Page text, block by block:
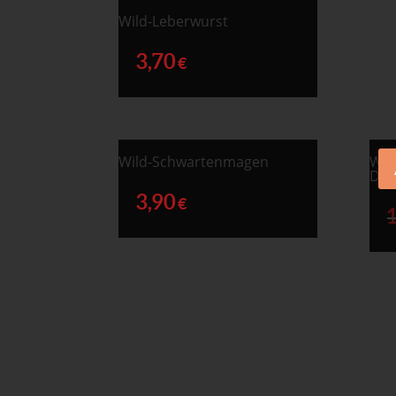
Wild-Leberwurst
3,70€
Wild-Schwartenmagen
3,90€